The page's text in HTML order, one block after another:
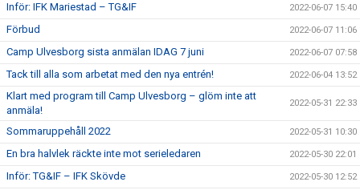
Inför: IFK Mariestad – TG&IF 2022-06-07 15:40
Förbud 2022-06-07 11:06
Camp Ulvesborg sista anmälan IDAG 7 juni 2022-06-07 07:58
Tack till alla som arbetat med den nya entrén! 2022-06-04 13:52
Klart med program till Camp Ulvesborg – glöm inte att
anmäla!
2022-05-31 22:33
Sommaruppehåll 2022 2022-05-31 10:30
En bra halvlek räckte inte mot serieledaren 2022-05-30 22:01
Inför: TG&IF – IFK Skövde 2022-05-30 12:52